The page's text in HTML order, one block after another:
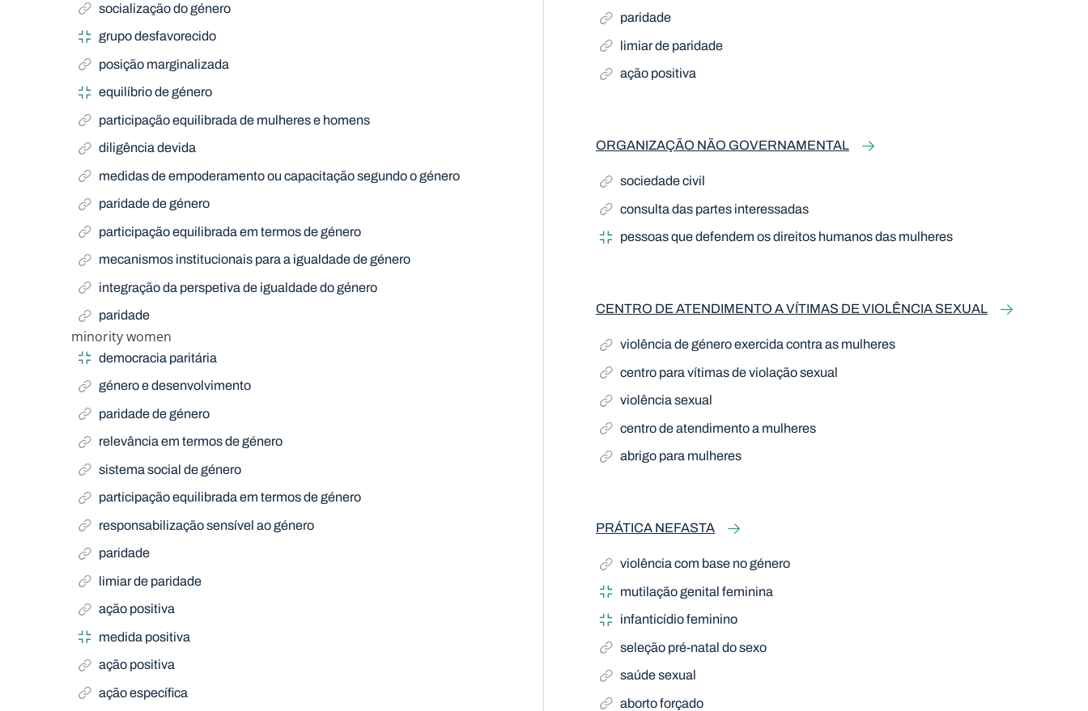
socialização do género
grupo desfavorecido
posição marginalizada
equilíbrio de género
participação equilibrada de mulheres e homens
diligência devida
medidas de empoderamento ou capacitação segundo o género
paridade de género
participação equilibrada em termos de género
mecanismos institucionais para a igualdade de género
integração da perspetiva de igualdade do género
paridade
minority women
Narrow Term
democracia paritária
género e desenvolvimento
paridade de género
relevância em termos de género
sistema social de género
participação equilibrada em termos de género
responsabilização sensível ao género
paridade
limiar de paridade
ação positiva
medida positiva
ação positiva
ação específica
paridade
limiar de paridade
ação positiva
ORGANIZAÇÃO NÃO GOVERNAMENTAL
sociedade civil
consulta das partes interessadas
pessoas que defendem os direitos humanos das mulheres
CENTRO DE ATENDIMENTO A VÍTIMAS DE VIOLÊNCIA SEXUAL
violência de género exercida contra as mulheres
centro para vítimas de violação sexual
violência sexual
centro de atendimento a mulheres
abrigo para mulheres
PRÁTICA NEFASTA
violência com base no género
mutilação genital feminina
infanticídio feminino
seleção pré-natal do sexo
saúde sexual
aborto forçado